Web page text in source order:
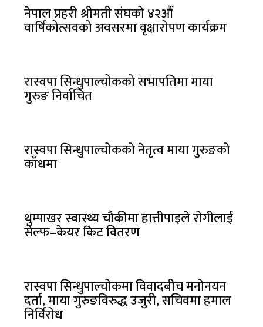
नेपाल प्रहरी श्रीमती संघको ४२औँ
वार्षिकोत्सवको अवसरमा वृक्षारोपण कार्यक्रम
रास्वपा सिन्धुपाल्चोकको सभापतिमा माया
गुरुङ निर्वाचित
रास्वपा सिन्धुपाल्चोकको नेतृत्व माया गुरुङको
काँधमा
थुम्पाखर स्वास्थ्य चौकीमा हात्तीपाइले रोगीलाई
सेल्फ–केयर किट वितरण
रास्वपा सिन्धुपाल्चोकमा विवादबीच मनोनयन
दर्ता, माया गुरुङविरुद्ध उजुरी, सचिवमा हमाल
निर्विरोध